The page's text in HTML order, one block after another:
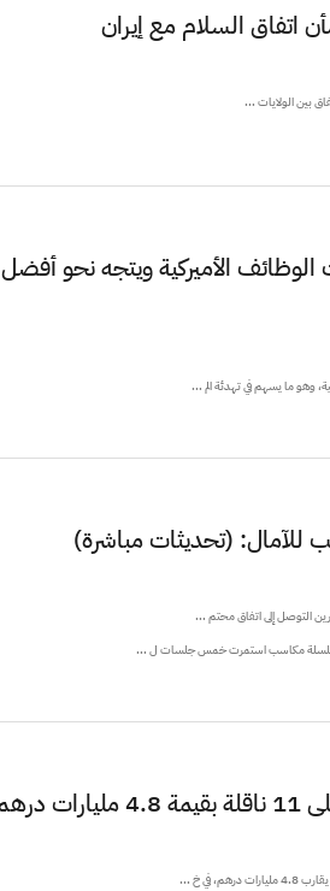
اتفاق السلام مع إيران
بين الولايات ...
بيانات الوظائف الأميركية ويتجه نحو أفضل
وهو ما يسهم في تهدئة الم ...
للآمال: (تحديثات مباشرة)
التوصل إلى اتفاق محتم ...
سلسلة مكاسب استمرت خمس جلسات ل ...
في خ ...